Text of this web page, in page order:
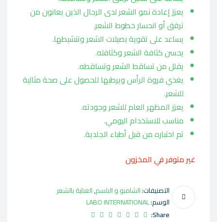
يعزز إعادة نمو الشعر لدى الرجال الذين يعانون من
ترقق أو انحسار خطوط الشعر.
يساعد على تقوية بصيلات الشعر وتنشيطها.
يحسن كثافة الشعر وكثافته.
يقلل من تساقط الشعر وتساقطه.
يغذي فروة الرأس ويرطبها للحصول على صحة مثالية
للشعر.
يعزز المظهر العام للشعر وجودته.
مناسب للاستخدام اليومي.
تم اختباره من قبل أطباء الجلدية.
غير متوفر في المخزون
التصنيفات:الشامبو و البلسم,العناية بالشعر
الوسم:LABO INTERNATIONAL
Share: